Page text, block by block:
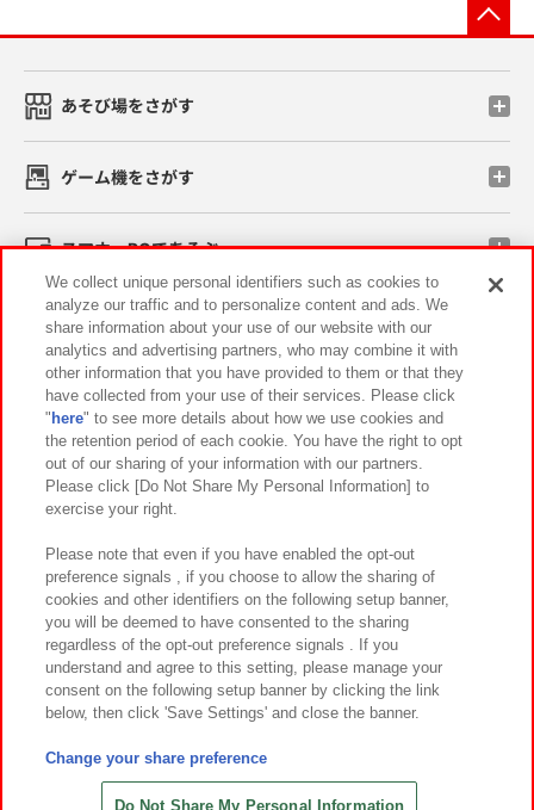
あそび場をさがす
ゲーム機をさがす
スマホ・PCであそぶ
イベント・キャンペーン
関連会社 サステナビリティ サイトポリシー
プライバシーポリシー ウェブアクセシビリティ方針と検証結果
お取引先さまとともに
カスタマーハラスメント対応方針 よくあるご質問・お問い合わせ
©Bandai Namco Amusement Inc.
©Bandai Namco Amusement Lab Inc.
©HANAYASHIKI Co., Ltd. All Rights Reserved.
We collect unique personal identifiers such as cookies to
analyze our traffic and to personalize content and ads. We
share information about your use of our website with our
analytics and advertising partners, who may combine it with
other information that you have provided to them or that they
have collected from your use of their services. Please click
" here" to see more details about how we use cookies and
the retention period of each cookie. You have the right to opt
out of our sharing of your information with our partners.
Please click [Do Not Share My Personal Information] to
exercise your right.
Please note that even if you have enabled the opt-out
preference signals , if you choose to allow the sharing of
cookies and other identifiers on the following setup banner,
you will be deemed to have consented to the sharing
regardless of the opt-out preference signals . If you
understand and agree to this setting, please manage your
consent on the following setup banner by clicking the link
below, then click 'Save Settings' and close the banner.
Change your share preference
Do Not Share My Personal Information